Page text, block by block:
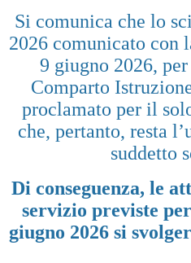
Si comunica che lo
2026 comunicato con
9 giugno 2026,
Comparto
proclamato per il
che, pertanto, resta
suddetto
Di conseguenza, le
servizio previste
giugno 2026 si